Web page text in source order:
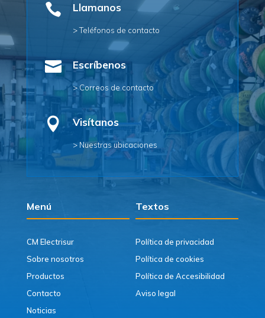
 Llamanos
> Teléfonos de contacto
 Escríbenos
> Correos de contacto
 Visítanos
> Nuestras ubicaciones
Menú Textos
CM Electrisur
Sobre nosotros
Productos
Contacto
Noticias
Política de privacidad
Política de cookies
Política de Accesibilidad
Aviso legal